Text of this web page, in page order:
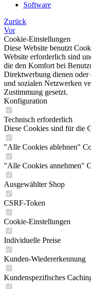
Software
Zurück
Vor
Cookie-Einstellungen
Diese Website benutzt
Website erforderlich sind
die den Komfort bei
Direktwerbung dienen oder
und sozialen Netzwerken
Zustimmung gesetzt.
Konfiguration
Technisch erforderlich
Diese Cookies sind für die
"Alle Cookies ablehnen"
"Alle Cookies annehmen"
Ausgewählter Shop
CSRF-Token
Cookie-Einstellungen
Individuelle Preise
Kunden-Wiedererkennung
Kundenspezifisches